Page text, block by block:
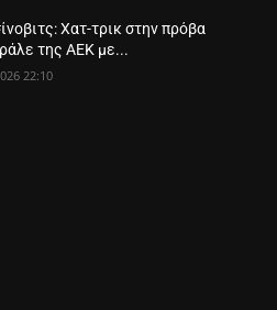
Χατ-τρικ στην πρόβα
της ΑΕΚ με...
22:10